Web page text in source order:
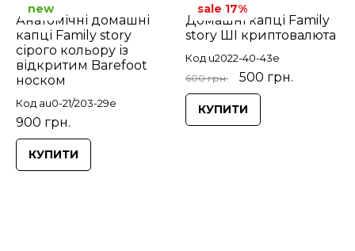
Анатомічні домашні
капці Family story
сірого кольору із
відкритим Barefoot
носком
Код au0-21/203-29e
900 грн.
new
КУПИТИ
Домашні капці Family
story ШІ криптовалюта
Код u2022-40-43e
600 грн. 500 грн.
sale 17%
КУПИТИ